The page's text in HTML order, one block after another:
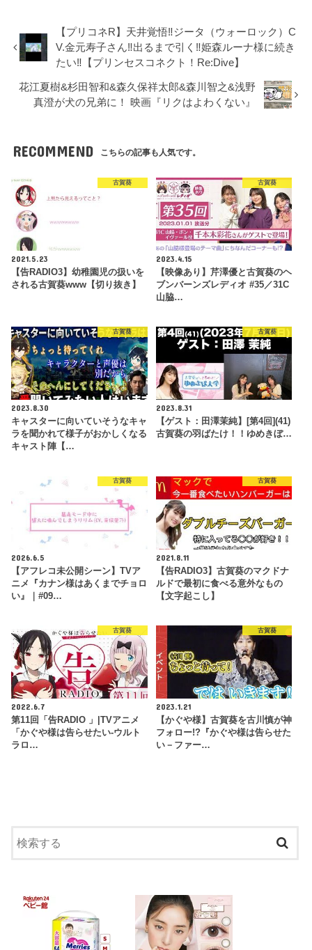
【プリコネR】天井覚悟‼ジータ（ウォーロック）C
V.金元寿子さん‼出るまで引く‼姫森ルーナ様に続き
たい‼【プリンセスコネクト！Re:Dive】
花江夏樹&杉田智和&森久保祥太郎&森川智之&浅野
真澄が犬の兄弟に！ 映画『リクはよわくない』
RECOMMEND こちらの記事も人気です。
古賀葵
2021.5.23
【告RADIO3】幼稚園児の扱いを
される古賀葵www【切り抜き】
古賀葵
2023.4.15
【映像あり】芹澤優と古賀葵のヘ
ブンバーンズレディオ #35／31C
山脇…
古賀葵
2023.8.30
キャスターに向いていそうなキャ
ラを聞かれて様子がおかしくなる
キャスト陣【…
古賀葵
2023.8.31
【ゲスト：田澤茉純】[第4回](41)
古賀葵の羽ばたけ！！ゆめきぼ…
古賀葵
2026.6.5
【アフレコ未公開シーン】TVア
ニメ『カナン様はあくまでチョロ
い』｜#09…
古賀葵
2021.8.11
【告RADIO3】古賀葵のマクドナ
ルドで最初に食べる意外なもの
【文字起こし】
古賀葵
2022.6.7
第11回「告RADIO 」|TVアニメ
「かぐや様は告らせたい-ウルト
ラロ…
古賀葵
2023.1.21
【かぐや様】古賀葵を古川慎が神
フォロー!?『かぐや様は告らせた
い－ファー…